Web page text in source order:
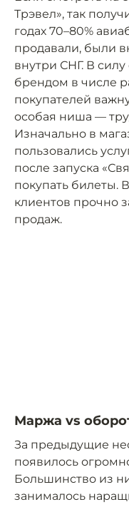
Трэвел», так
годах 70–80%
продавали, были
внутри СНГ. В
брендом в числе
покупателей
особая ниша —
Изначально в
пользовались
после запуска
покупать билеты.
клиентов прочно
продаж.
Маржа vs
За предыдущие
появилось
Большинство из
занималось